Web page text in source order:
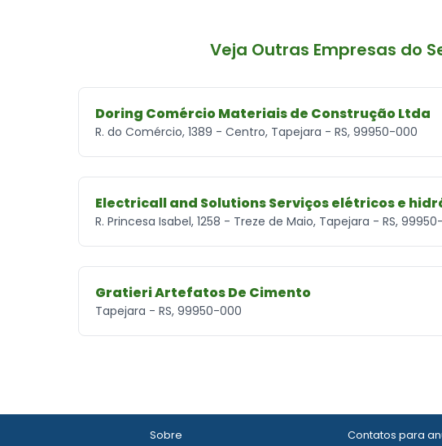
Veja Outras Empresas do
Doring Comércio Materiais de Construção Ltda
R. do Comércio, 1389 - Centro, Tapejara - RS, 99950-000
Electricall and Solutions Serviços elétricos e
R. Princesa Isabel, 1258 - Treze de Maio, Tapejara - RS,
Gratieri Artefatos De Cimento
Tapejara - RS, 99950-000
Sobre Contatos para